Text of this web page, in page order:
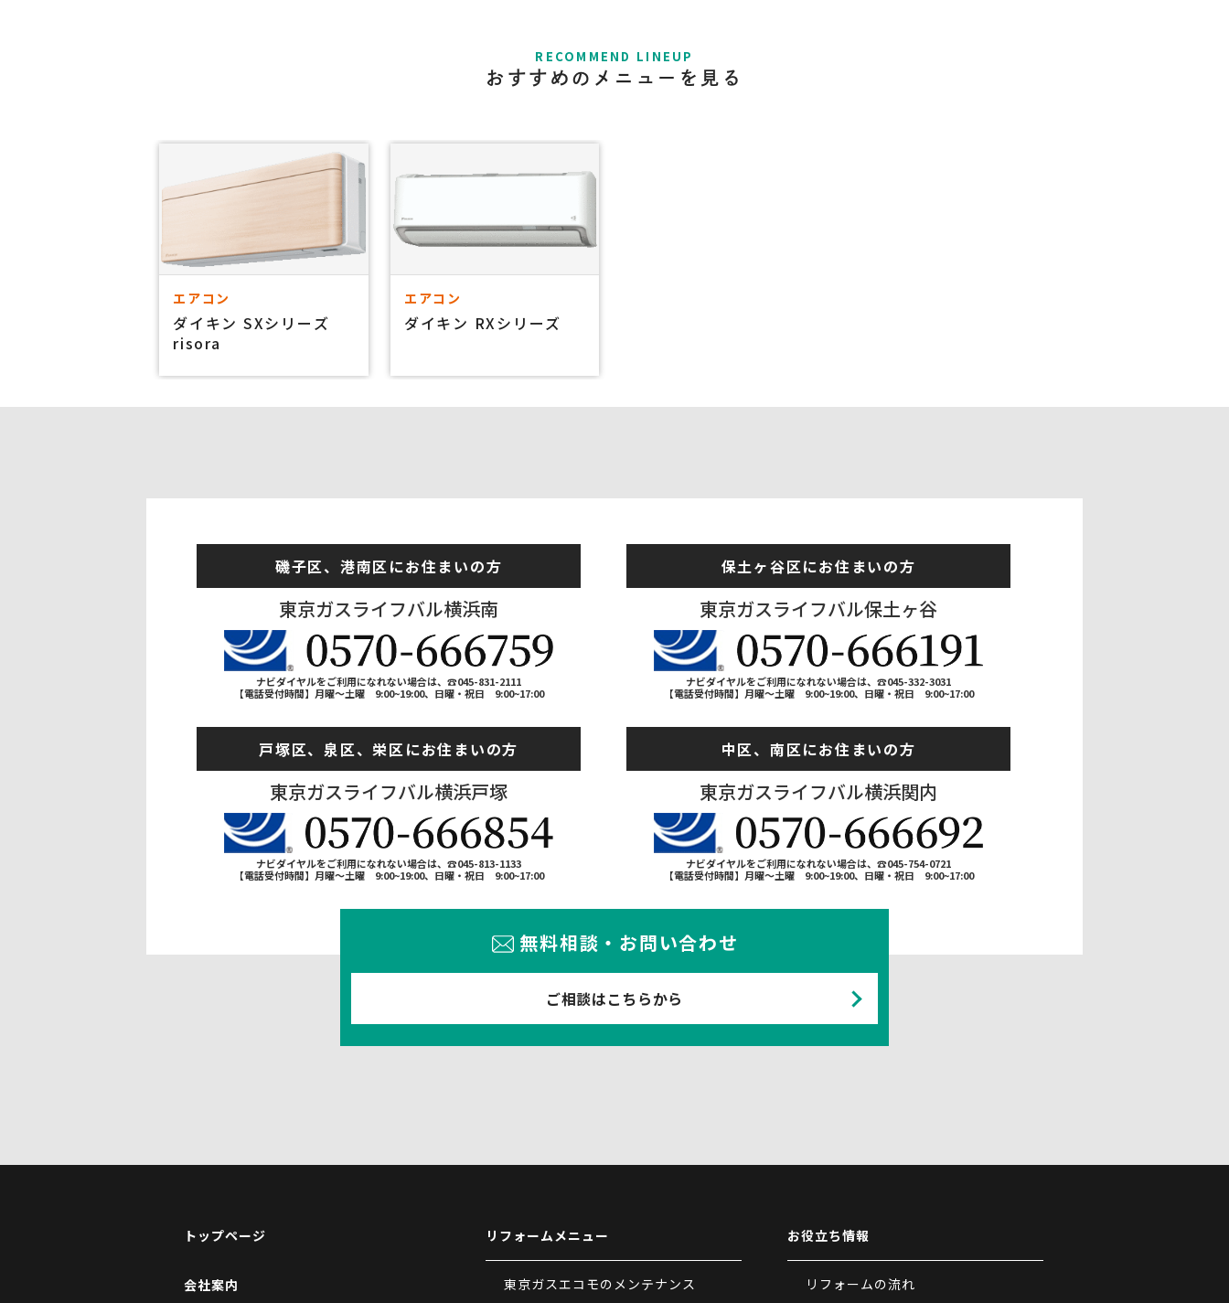
RECOMMEND LINEUP
おすすめのメニューを見る
エアコン
ダイキン SXシリーズ
risora
エアコン
ダイキン RXシリーズ
磯子区、港南区にお住まいの方
東京ガスライフバル横浜南
ナビダイヤルをご利用になれない場合は、☎045-831-2111
【電話受付時間】月曜～土曜 9:00~19:00、日曜・祝日 9:00~17:00
保土ヶ谷区にお住まいの方
東京ガスライフバル保土ヶ谷
ナビダイヤルをご利用になれない場合は、☎045-332-3031
【電話受付時間】月曜～土曜 9:00~19:00、日曜・祝日 9:00~17:00
戸塚区、泉区、栄区にお住まいの方
東京ガスライフバル横浜戸塚
ナビダイヤルをご利用になれない場合は、☎045-813-1133
【電話受付時間】月曜～土曜 9:00~19:00、日曜・祝日 9:00~17:00
中区、南区にお住まいの方
東京ガスライフバル横浜関内
ナビダイヤルをご利用になれない場合は、☎045-754-0721
【電話受付時間】月曜～土曜 9:00~19:00、日曜・祝日 9:00~17:00
無料相談・お問い合わせ
ご相談はこちらから
トップページ
会社案内
リフォームメニュー
東京ガスエコモのメンテナンス
お役立ち情報
リフォームの流れ